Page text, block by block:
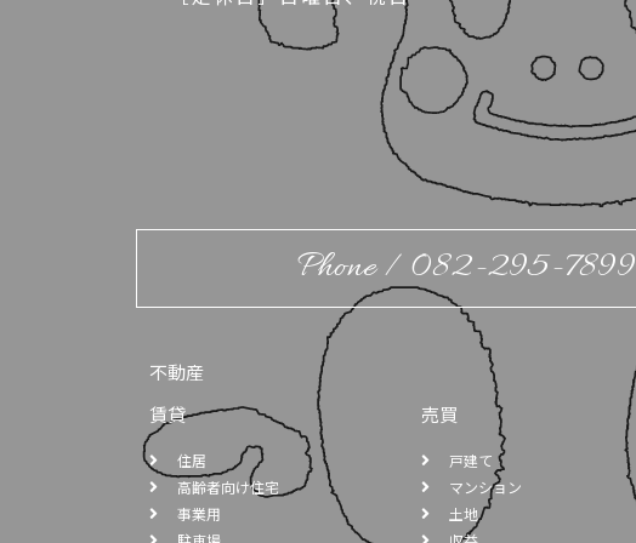
Phone / 082-295-7899
不動産
賃貸
住居
高齢者向け住宅
事業用
売買
戸建て
マンション
土地